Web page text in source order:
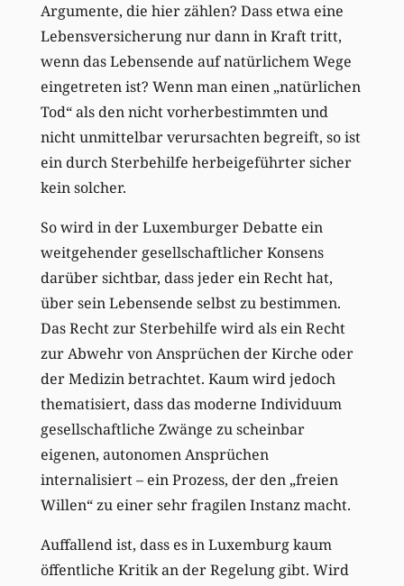
Argumente, die hier zählen? Dass etwa eine
Lebensversicherung nur dann in Kraft tritt,
wenn das Lebensende auf natürlichem Wege
eingetreten ist? Wenn man einen „natürlichen
Tod“ als den nicht vorherbestimmten und
nicht unmittelbar verursachten begreift, so ist
ein durch Sterbehilfe herbeigeführter sicher
kein solcher.
So wird in der Luxemburger Debatte ein
weitgehender gesellschaftlicher Konsens
darüber sichtbar, dass jeder ein Recht hat,
über sein Lebensende selbst zu bestimmen.
Das Recht zur Sterbehilfe wird als ein Recht
zur Abwehr von Ansprüchen der Kirche oder
der Medizin betrachtet. Kaum wird jedoch
thematisiert, dass das moderne Individuum
gesellschaftliche Zwänge zu scheinbar
eigenen, autonomen Ansprüchen
internalisiert – ein Prozess, der den „freien
Willen“ zu einer sehr fragilen Instanz macht.
Auffallend ist, dass es in Luxemburg kaum
öffentliche Kritik an der Regelung gibt. Wird